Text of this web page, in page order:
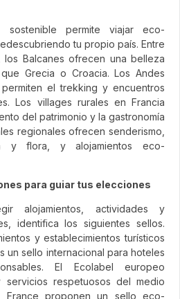
sostenible permite viajar eco-
tu propio país. Entre
los Balcanes ofrecen una belleza
Grecia o Croacia. Los Andes
el trekking y encuentros
Los villages rurales en Francia
del patrimonio y la gastronomía
regionales ofrecen senderismo,
y flora, y alojamientos eco-
para guiar tus elecciones
alojamientos, actividades y
identifica los siguientes sellos.
y establecimientos turísticos
un sello internacional para hoteles
El Ecolabel europeo
servicios respetuosos del medio
France proponen un sello eco-